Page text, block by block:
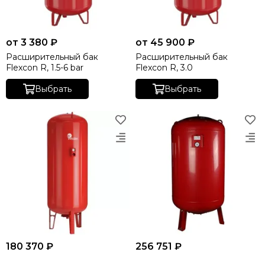
от 3 380 ₽
Расширительный бак
Flexcon R, 1.5-6 bar
Выбрать
от 45 900 ₽
Расширительный бак
Flexcon R, 3.0
Выбрать
180 370 ₽ 256 751 ₽